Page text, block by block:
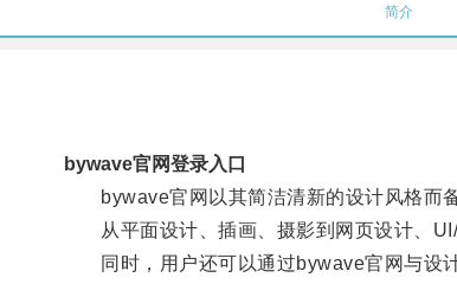
简介
bywave官网登录入口
bywave官网以其简洁清新的设计风格而备
从平面设计、插画、摄影到网页设计、UI/
同时，用户还可以通过bywave官网与设计